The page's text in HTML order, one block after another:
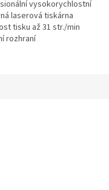
vysokorychlostní
laserová tiskárna
tisku až 31 str./min
rozhraní